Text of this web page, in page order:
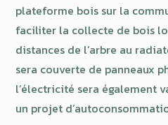
plateforme bois sur la
faciliter la collecte de bois
distances de l’arbre au
sera couverte de panneaux
l’électricité sera également
un projet